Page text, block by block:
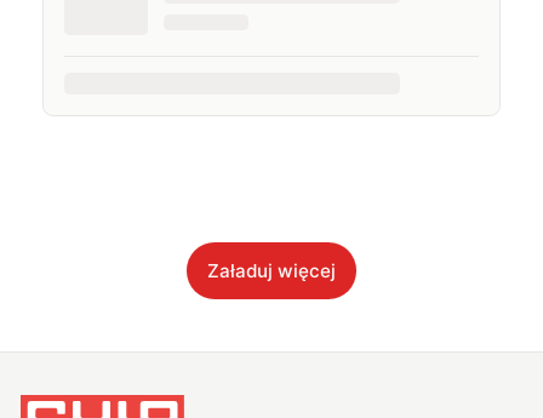
Załaduj więcej